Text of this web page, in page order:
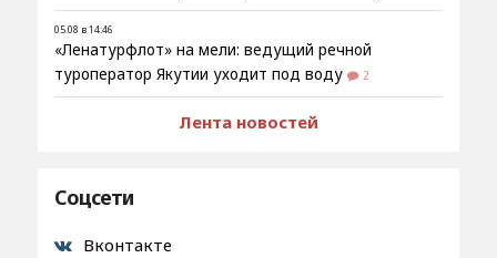
05.08 в 14:46
«Ленатурфлот» на мели: ведущий речной
туроператор Якутии уходит под воду
2
Лента новостей
Соцсети
Вконтакте